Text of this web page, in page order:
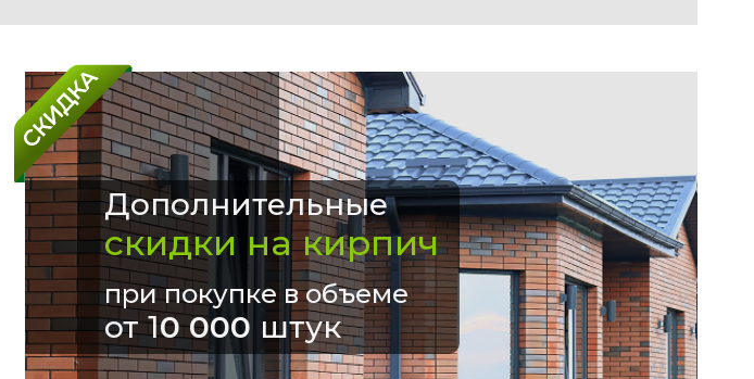
Дополнительные
скидки на кирпич
при покупке в объеме
от 10 000 штук